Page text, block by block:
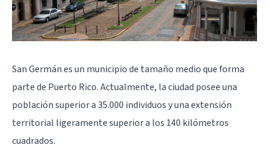
San Germán es un municipio de tamaño medio que forma
parte de Puerto Rico. Actualmente, la ciudad posee una
población superior a 35.000 individuos y una extensión
territorial ligeramente superior a los 140 kilómetros
cuadrados.